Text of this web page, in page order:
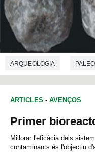
ARQUEOLOGIA
ARTICLES - AVENÇOS
Primer
Millorar l'eficàcia dels
contaminants és l'objectiu